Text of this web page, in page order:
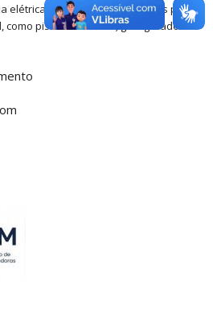
elétrica gerada através de pisos para
como pisos acessíveis) gom geradores